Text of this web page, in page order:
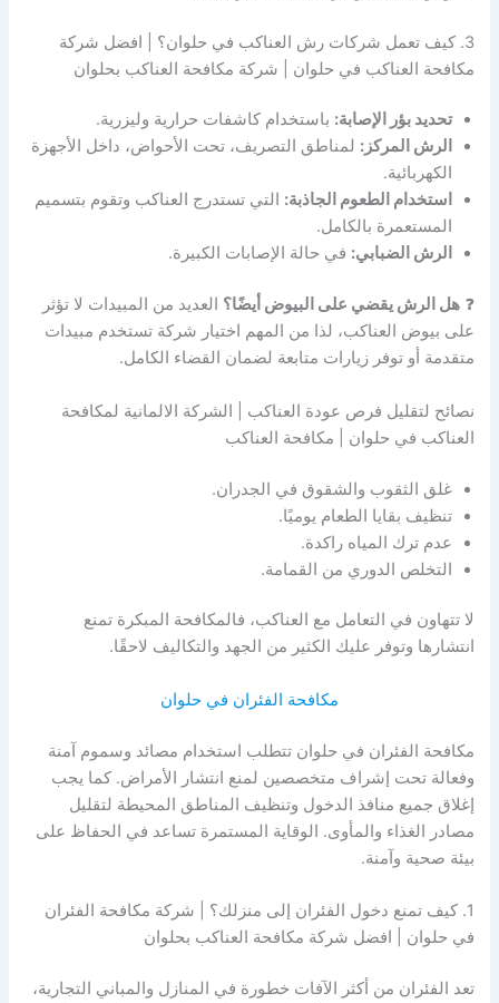
3. كيف تعمل شركات رش العناكب في حلوان؟ | افضل شركة
مكافحة العناكب في حلوان | شركة مكافحة العناكب بحلوان
تحديد بؤر الإصابة: باستخدام كاشفات حرارية وليزرية.
الرش المركز: لمناطق التصريف، تحت الأحواض، داخل الأجهزة
الكهربائية.
استخدام الطعوم الجاذبة: التي تستدرج العناكب وتقوم بتسميم
المستعمرة بالكامل.
الرش الضبابي: في حالة الإصابات الكبيرة.
❓هل الرش يقضي على البيوض أيضًا؟ العديد من المبيدات لا تؤثر
على بيوض العناكب، لذا من المهم اختيار شركة تستخدم مبيدات
متقدمة أو توفر زيارات متابعة لضمان القضاء الكامل.
نصائح لتقليل فرص عودة العناكب | الشركة الالمانية لمكافحة
العناكب في حلوان | مكافحة العناكب
غلق الثقوب والشقوق في الجدران.
تنظيف بقايا الطعام يوميًا.
عدم ترك المياه راكدة.
التخلص الدوري من القمامة.
لا تتهاون في التعامل مع العناكب، فالمكافحة المبكرة تمنع
انتشارها وتوفر عليك الكثير من الجهد والتكاليف لاحقًا.
مكافحة الفئران في حلوان
مكافحة الفئران في حلوان تتطلب استخدام مصائد وسموم آمنة
وفعالة تحت إشراف متخصصين لمنع انتشار الأمراض. كما يجب
إغلاق جميع منافذ الدخول وتنظيف المناطق المحيطة لتقليل
مصادر الغذاء والمأوى. الوقاية المستمرة تساعد في الحفاظ على
بيئة صحية وآمنة.
1. كيف تمنع دخول الفئران إلى منزلك؟ | شركة مكافحة الفئران
في حلوان | افضل شركة مكافحة العناكب بحلوان
تعد الفئران من أكثر الآفات خطورة في المنازل والمباني التجارية،